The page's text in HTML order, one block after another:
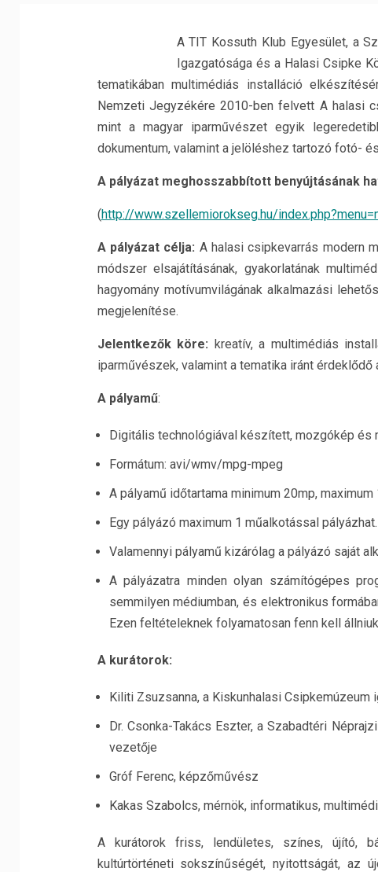
A TIT Kossuth Klub Egyesület, a
Igazgatósága és a Halasi Csipke
tematikában multimédiás installáció
Nemzeti Jegyzékére 2010-ben felvett A halasi
mint a magyar iparművészet egyik
dokumentum, valamint a jelöléshez tartozó fotó-
A pályázat meghosszabbított benyújtásának
(http://www.szellemiorokseg.hu/
A pályázat célja: A halasi csipkevarrás modern
módszer elsajátításának, gyakorlatának
hagyomány motívumvilágának alkalmazási
megjelenítése.
Jelentkezők köre: kreatív, a multimédiás
iparművészek, valamint a tematika iránt
A pályamű:
Digitális technológiával készített, mozgókép és
Formátum: avi/wmv/mpg-mpeg
A pályamű időtartama minimum 20mp, maximum
Egy pályázó maximum 1 műalkotással pályázhat.
Valamennyi pályamű kizárólag a pályázó saját
A pályázatra minden olyan számítógépes
semmilyen médiumban, és elektronikus
Ezen feltételeknek folyamatosan fenn kell
A kurátorok:
Kiliti Zsuzsanna, a Kiskunhalasi Csipkemúzeum
Dr. Csonka-Takács Eszter, a Szabadtéri
vezetője
Gróf Ferenc, képzőművész
Kakas Szabolcs, mérnök, informatikus,
A kurátorok friss, lendületes, színes, újító,
kultúrtörténeti sokszínűségét, nyitottságát, az